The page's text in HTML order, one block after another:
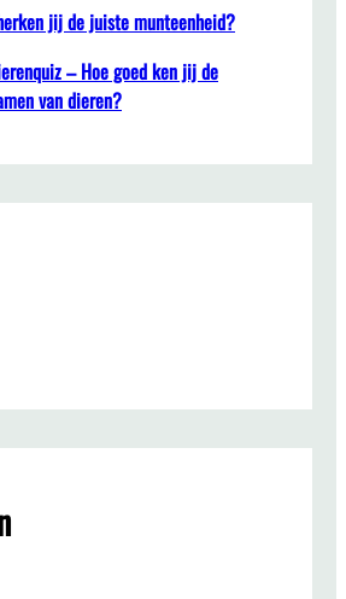
jij de juiste munteenheid?
– Hoe goed ken jij de
van dieren?